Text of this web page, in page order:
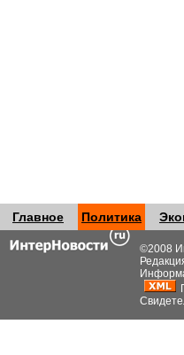
Главное Политика
©2008